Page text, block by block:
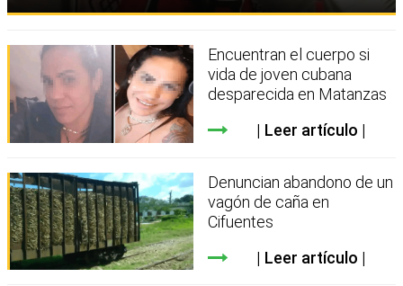
Encuentran el cuerpo si
vida de joven cubana
desparecida en Matanzas
Leer artículo
Denuncian abandono de un
vagón de caña en
Cifuentes
Leer artículo